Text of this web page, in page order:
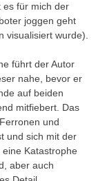
es für mich der
joggen geht
visualisiert wurde).
führt der Autor
nahe, bevor er
auf beiden
mitfiebert. Das
und
und sich mit der
Katastrophe
aber auch